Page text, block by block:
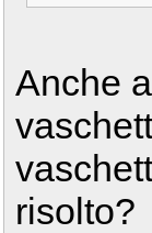
Anche
risolto?